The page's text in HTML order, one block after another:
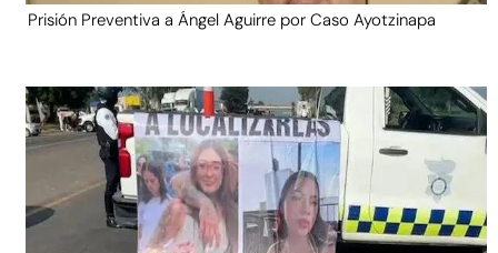
Prisión Preventiva a Ángel Aguirre por Caso Ayotzinapa